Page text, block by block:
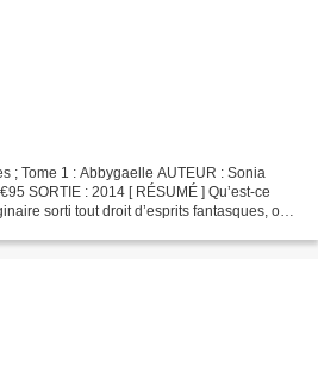
; Tome 1 : Abbygaelle AUTEUR : Sonia
SORTIE : 2014 [ RÉSUMÉ ] Qu’est-ce
sorti tout droit d’esprits fantasques, ou